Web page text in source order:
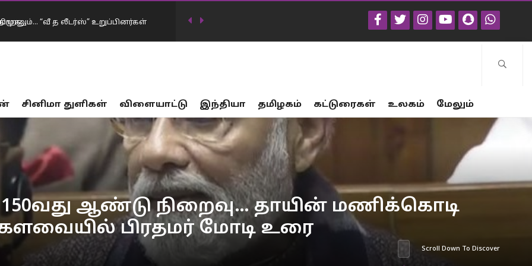
“வீ த லீடர்ஸ்” உறுப்பினர்கள்
பாலியல் வன்கொடுமை சம்பவங்கள்… சட்டம்
விவாதத்தில் இருந்து தப்பியோட
அமைச்சர் கிரண்…
முதலமைச்சர் விஜய் மவுனம்
சினிமா துளிகள் விளையாட்டு இந்தியா தமிழகம் கட்டுரைகள் உலகம் மேலும்
ஆண்டு நிறைவு… தாயின் மணிக்கொடி
பிரதமர் மோடி உரை
Scroll Down To Discover